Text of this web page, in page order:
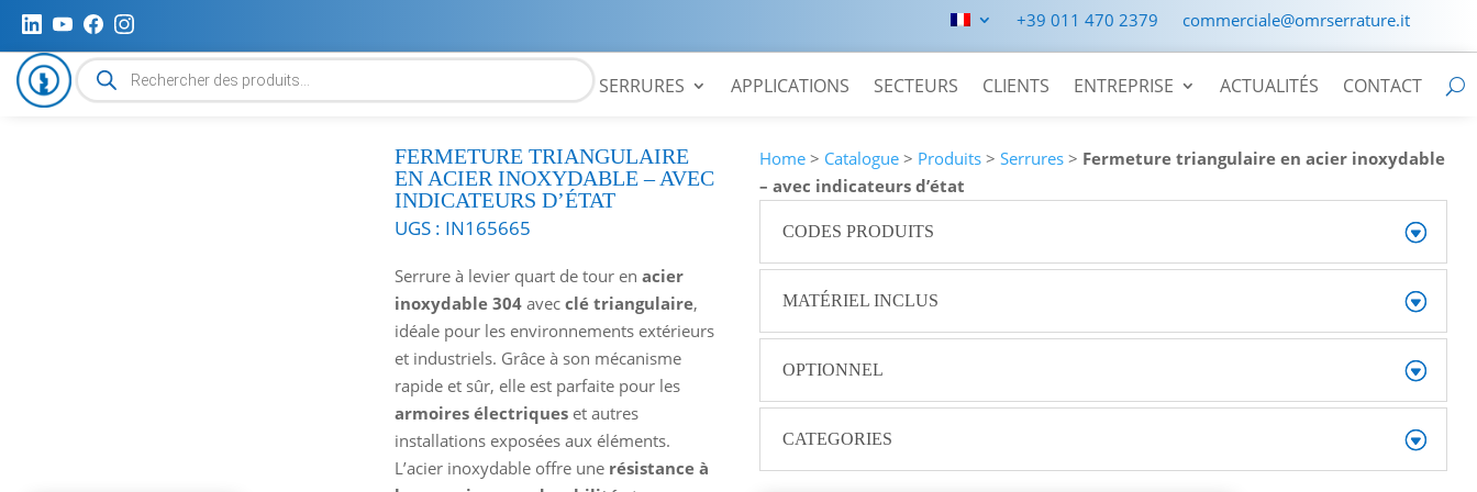
+39 011 470 2379 commerciale@omrserrature.it
Recherche
de
produits SERRURES APPLICATIONS SECTEURS CLIENTS ENTREPRISE ACTUALITÉS CONTACT
FERMETURE TRIANGULAIRE
EN ACIER INOXYDABLE – AVEC
INDICATEURS D’ÉTAT
UGS : IN165665
Serrure à levier quart de tour enacier
inoxydable 304 avecclé triangulaire,
idéale pour les environnements extérieurs
et industriels. Grâce à son mécanisme
rapide et sûr, elle est parfaite pour les
armoires électriques et autres
installations exposées aux éléments.
L’acier inoxydable offre une résistance à
Home > Catalogue > Produits >Serrures > Fermeture triangulaire en acier inoxydable
– avec indicateurs d’état
CODES PRODUITS
MATÉRIEL INCLUS
OPTIONNEL
CATEGORIES